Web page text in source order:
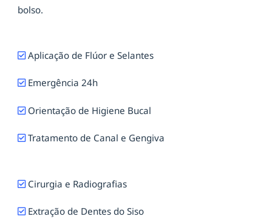
bolso.
Aplicação de Flúor e Selantes
Emergência 24h
Orientação de Higiene Bucal
Tratamento de Canal e Gengiva
Cirurgia e Radiografias
Extração de Dentes do Siso